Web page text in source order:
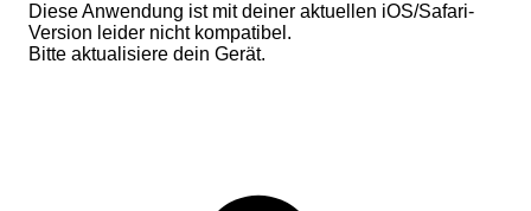
Diese Anwendung ist mit deiner aktuellen iOS/Safari-
Version leider nicht kompatibel.
Bitte aktualisiere dein Gerät.